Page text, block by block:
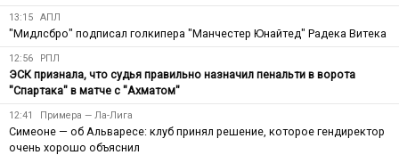
13:15 АПЛ
"Мидлсбро" подписал голкипера "Манчестер Юнайтед" Радека Витека
12:56 РПЛ
ЭСК признала, что судья правильно назначил пенальти в ворота
"Спартака" в матче с "Ахматом"
12:41 Примера — Ла-Лига
Симеоне — об Альваресе: клуб принял решение, которое гендиректор
очень хорошо объяснил